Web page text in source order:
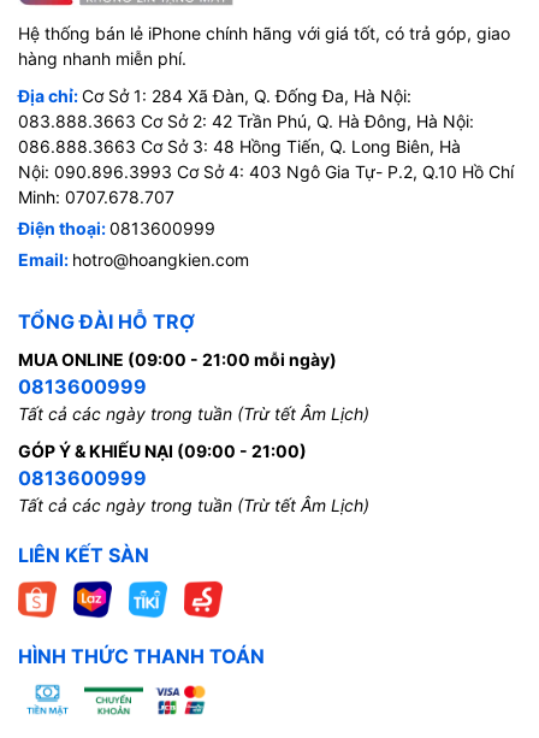
Hệ thống bán lẻ iPhone chính hãng với giá tốt, có trả góp, giao
hàng nhanh miễn phí.
Địa chỉ:Cơ Sở 1: 284 Xã Đàn, Q. Đống Đa, Hà Nội:
083.888.3663 Cơ Sở 2: 42 Trần Phú, Q. Hà Đông, Hà Nội:
086.888.3663 Cơ Sở 3: 48 Hồng Tiến, Q. Long Biên, Hà
Nội: 090.896.3993 Cơ Sở 4: 403 Ngô Gia Tự- P.2, Q.10 Hồ Chí
Minh: 0707.678.707
Điện thoại:0813600999
Email: hotro@hoangkien.com
TỔNG ĐÀI HỖ TRỢ
MUA ONLINE (09:00 - 21:00 mỗi ngày)
0813600999
Tất cả các ngày trong tuần (Trừ tết Âm Lịch)
GÓP Ý & KHIẾU NẠI (09:00 - 21:00)
0813600999
Tất cả các ngày trong tuần (Trừ tết Âm Lịch)
LIÊN KẾT SÀN
HÌNH THỨC THANH TOÁN